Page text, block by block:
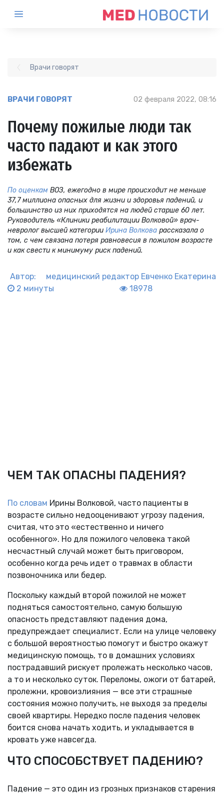
Врачи говорят
ВРАЧИ ГОВОРЯТ 02 февраля 2022, 08:16
Почему пожилые люди так
часто падают и как этого
избежать
По оценкам ВОЗ, ежегодно в мире происходит не меньше
37,7 миллиона опасных для жизни и здоровья падений, и
большинство из них приходятся на людей старше 60 лет.
Руководитель «Клиники реабилитации Волковой» врач-
невролог высшей категории Ирина Волкова рассказала о
том, с чем связана потеря равновесия в пожилом возрасте
и как свести к минимуму риск падений.
Автор: медицинский редактор Евченко Екатерина
2 минуты
18978
ЧЕМ ТАК ОПАСНЫ ПАДЕНИЯ?
По словам Ирины Волковой, часто пациенты в
возрасте сильно недооценивают угрозу падения,
считая, что это «естественно и ничего
особенного». Но для пожилого человека такой
несчастный случай может быть приговором,
особенно когда речь идет о травмах в области
позвоночника или бедер.
Поскольку каждый второй пожилой не может
подняться самостоятельно, самую большую
опасность представляют падения дома,
предупреждает специалист. Если на улице человеку
с большой вероятностью помогут и быстро окажут
медицинскую помощь, то в домашних условиях
пострадавший рискует пролежать несколько часов,
а то и несколько суток. Переломы, ожоги от батарей,
пролежни, кровоизлияния — все эти страшные
состояния можно получить, не выходя за пределы
своей квартиры. Нередко после падения человек
боится снова начать ходить, и укладывается в
кровать уже навсегда.
ЧТО СПОСОБСТВУЕТ ПАДЕНИЮ?
Падение — это один из грозных признаков старения